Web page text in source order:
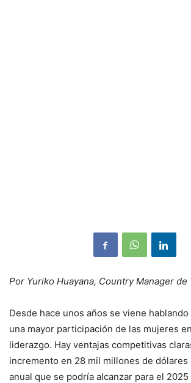
Por Yuriko Huayana, Country Manager de
Desde hace unos años se viene
una mayor participación de las mujeres
liderazgo. Hay ventajas competitivas
incremento en 28 mil millones de dólares
anual que se podría alcanzar para el